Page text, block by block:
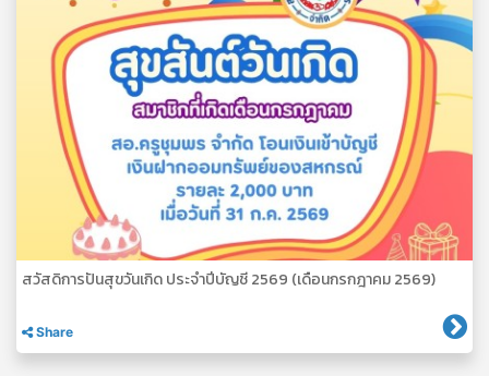
สวัสดิการปันสุขวันเกิด ประจำปีบัญชี 2569 (เดือนกรกฎาคม 2569)
Share